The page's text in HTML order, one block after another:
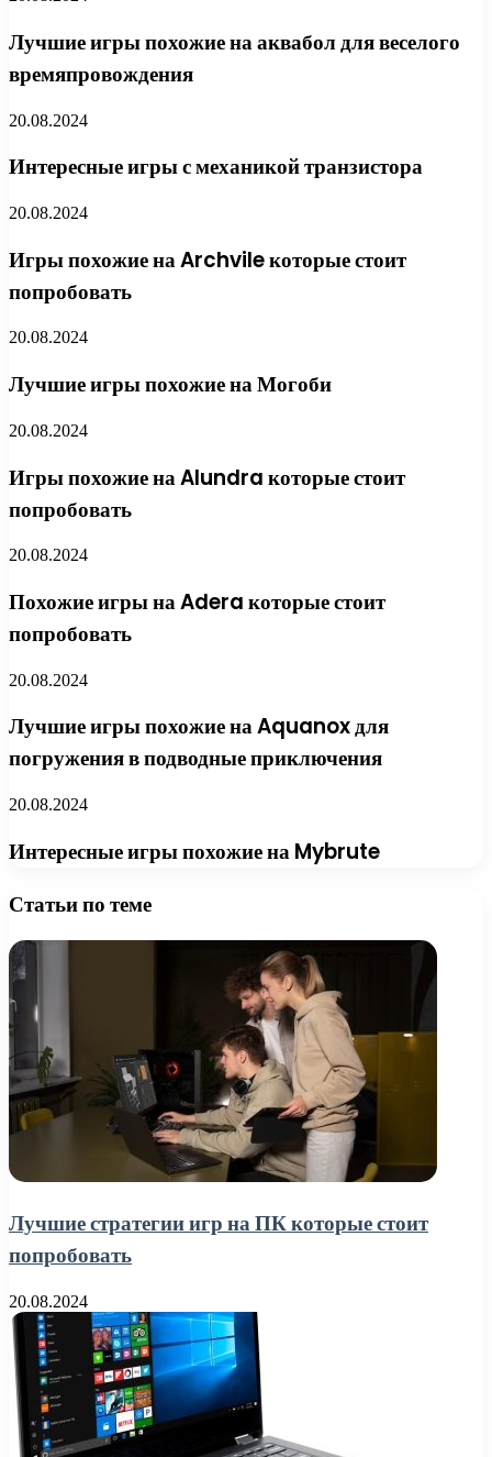
Лучшие игры похожие на аквабол для веселого
времяпровождения
20.08.2024
Интересные игры с механикой транзистора
20.08.2024
Игры похожие на Archvile которые стоит
попробовать
20.08.2024
Лучшие игры похожие на Могоби
20.08.2024
Игры похожие на Alundra которые стоит
попробовать
20.08.2024
Похожие игры на Adera которые стоит
попробовать
20.08.2024
Лучшие игры похожие на Aquanox для
погружения в подводные приключения
20.08.2024
Интересные игры похожие на Mybrute
Статьи по теме
Лучшие стратегии игр на ПК которые стоит
попробовать
20.08.2024